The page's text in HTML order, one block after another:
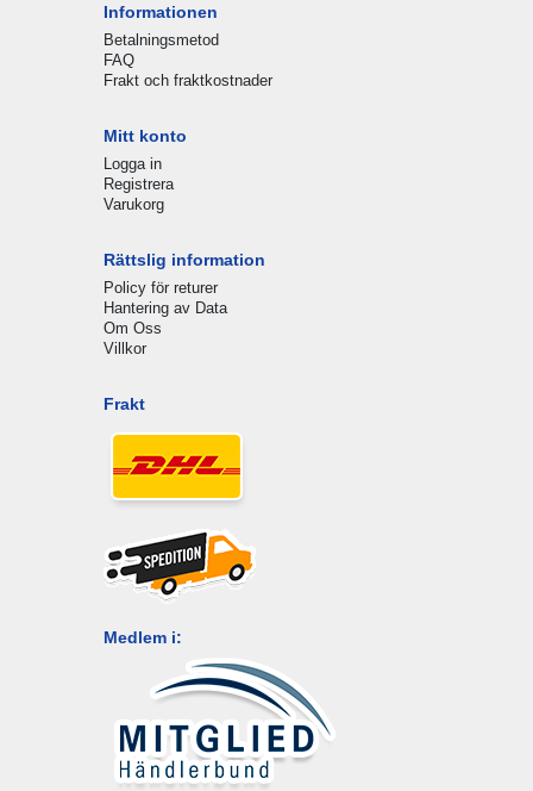
Informationen
Betalningsmetod
FAQ
Frakt och fraktkostnader
Mitt konto
Logga in
Registrera
Varukorg
Rättslig information
Policy för returer
Hantering av Data
Om Oss
Villkor
Frakt
Medlem i: